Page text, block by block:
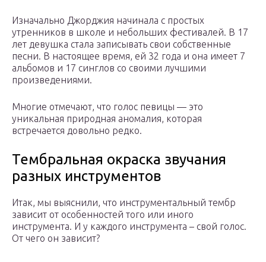
Изначально Джорджия начинала с простых
утренников в школе и небольших фестивалей. В 17
лет девушка стала записывать свои собственные
песни. В настоящее время, ей 32 года и она имеет 7
альбомов и 17 синглов со своими лучшими
произведениями.
Многие отмечают, что голос певицы — это
уникальная природная аномалия, которая
встречается довольно редко.
Тембральная окраска звучания
разных инструментов
Итак, мы выяснили, что инструментальный тембр
зависит от особенностей того или иного
инструмента. И у каждого инструмента – свой голос.
От чего он зависит?